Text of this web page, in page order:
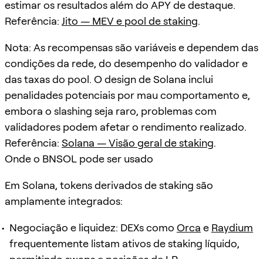
estimar os resultados além do APY de destaque.
Referência: Jito — MEV e pool de staking.
Nota: As recompensas são variáveis e dependem das
condições da rede, do desempenho do validador e
das taxas do pool. O design de Solana inclui
penalidades potenciais por mau comportamento e,
embora o slashing seja raro, problemas com
validadores podem afetar o rendimento realizado.
Referência: Solana — Visão geral de staking.
Onde o BNSOL pode ser usado
Em Solana, tokens derivados de staking são
amplamente integrados:
Negociação e liquidez: DEXs como Orca e Raydium
frequentemente listam ativos de staking líquido,